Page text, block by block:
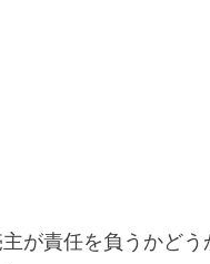
が責任を負うかど